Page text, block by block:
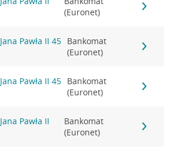
(Euronet)
Pawła II 45 Bankomat
(Euronet)
Pawła II 45 Bankomat
(Euronet)
Pawła II
Bankomat
(Euronet)